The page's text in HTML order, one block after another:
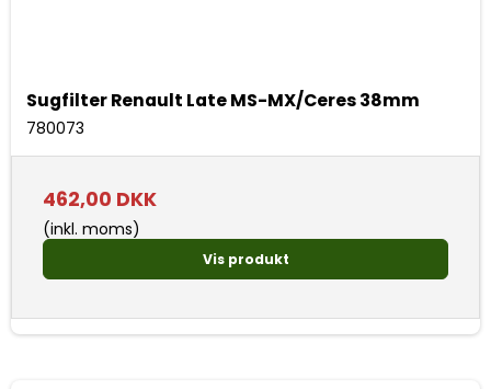
Sugfilter Renault Late MS-MX/Ceres 38mm
780073
462,00 DKK
(inkl. moms)
Vis produkt